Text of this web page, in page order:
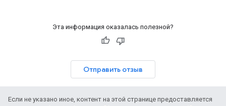
Эта информация оказалась полезной?
Отправить отзыв
Если не указано иное, контент на этой странице предоставляется